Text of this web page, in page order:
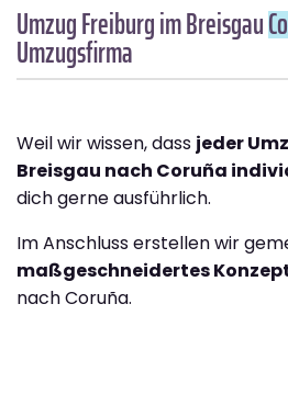
Umzug Freiburg im Breisgau
Umzugsfirma
Weil wir wissen, dass jeder
Breisgau nach Coruña
dich gerne ausführlich.
Im Anschluss erstellen wir
maßgeschneidertes
nach Coruña.